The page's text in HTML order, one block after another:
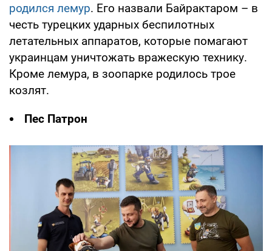
родился лемур. Его назвали Байрактаром – в
честь турецких ударных беспилотных
летательных аппаратов, которые помагают
украинцам уничтожать вражескую технику.
Кроме лемура, в зоопарке родилось трое
козлят.
Пес Патрон